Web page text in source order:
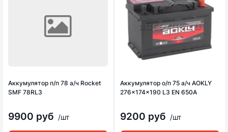
Аккумулятор п/п 78 а/ч Rocket
SMF 78RL3
9900 руб /шт
Аккумулятор о/п 75 а/ч AOKLY
276x174x190 L3 EN 650A
9200 руб /шт